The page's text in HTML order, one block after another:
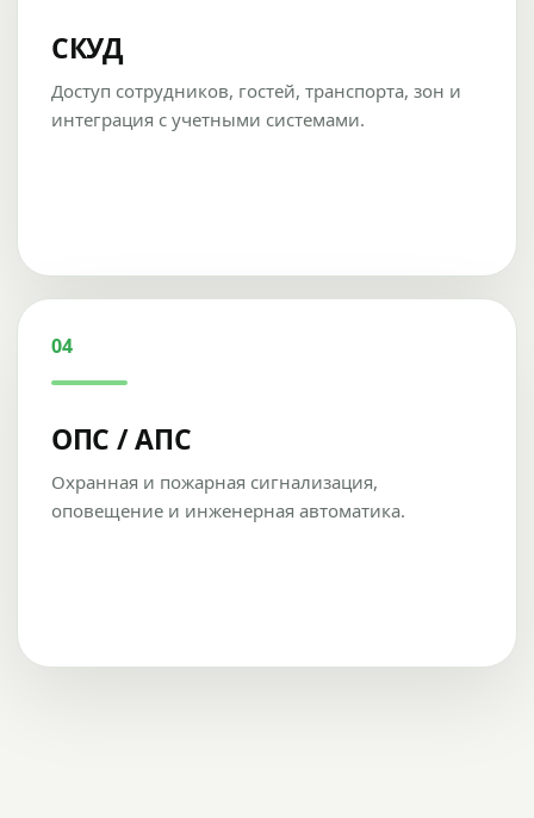
СКУД
Доступ сотрудников, гостей, транспорта, зон и
интеграция с учетными системами.
04
ОПС / АПС
Охранная и пожарная сигнализация,
оповещение и инженерная автоматика.